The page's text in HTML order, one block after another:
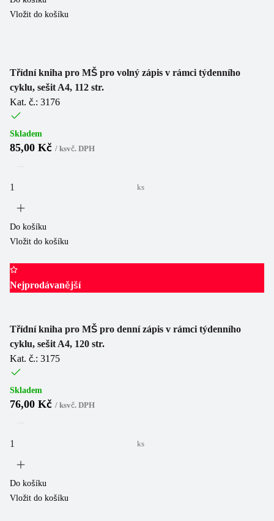
Vložit do košíku
Třídní kniha pro MŠ pro volný zápis v rámci týdenního
cyklu, sešit A4, 112 str.
Kat. č.: 3176
Skladem
85,00 Kč / ksvč. DPH
ks
Do košíku
Vložit do košíku
Nejprodávanější
Třídní kniha pro MŠ pro denní zápis v rámci týdenního
cyklu, sešit A4, 120 str.
Kat. č.: 3175
Skladem
76,00 Kč / ksvč. DPH
ks
Do košíku
Vložit do košíku